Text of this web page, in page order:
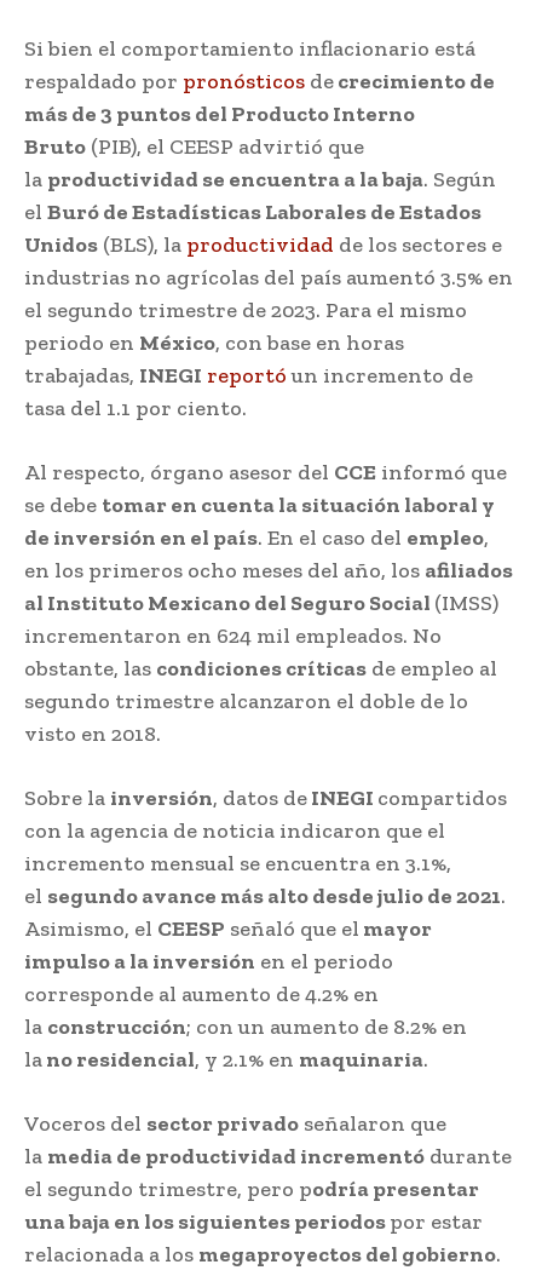
Si bien el comportamiento inflacionario está
respaldado por pronósticos decrecimiento de
más de 3 puntos del Producto Interno
Bruto (PIB), el CEESP advirtió que
la productividad se encuentra a la baja. Según
el Buró de Estadísticas Laborales de Estados
Unidos (BLS), la productividad de los sectores e
industrias no agrícolas del país aumentó 3.5% en
el segundo trimestre de 2023. Para el mismo
periodo en México, con base en horas
trabajadas, INEGI reportóun incremento de
tasa del 1.1 por ciento.
Al respecto, órgano asesor del CCE informó que
se debe tomar en cuenta la situación laboral y
de inversión en el país. En el caso del empleo,
en los primeros ocho meses del año, los afiliados
al Instituto Mexicano del Seguro Social (IMSS)
incrementaron en 624 mil empleados. No
obstante, las condiciones críticas de empleo al
segundo trimestre alcanzaron el doble de lo
visto en 2018.
Sobre la inversión, datos deINEGI compartidos
con la agencia de noticia indicaron que el
incremento mensual se encuentra en 3.1%,
el segundo avance más alto desde julio de 2021.
Asimismo, el CEESP señaló que el mayor
impulso a la inversión en el periodo
corresponde al aumento de 4.2% en
la construcción; con un aumento de 8.2% en
lano residencial, y 2.1% en maquinaria.
Voceros del sector privado señalaron que
la media de productividad incrementó durante
el segundo trimestre, pero podría presentar
una baja en los siguientes periodospor estar
relacionada a los megaproyectos del gobierno.